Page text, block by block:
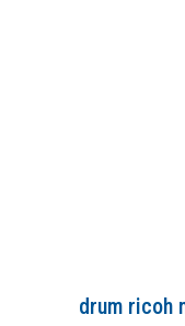
drum ricoh